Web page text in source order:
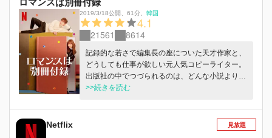
ロマンスは別冊付録
2019/3/18公開 61分 韓国
4.1
21561 8614
記録的な若さで編集長の座についた天才作家と、
どうしても仕事が欲しい元人気コピーライター。
出版社の中でつづられるのは、どんな小説よりも
甘く切ない恋物語。
>>続きを読む
Netflix 見放題